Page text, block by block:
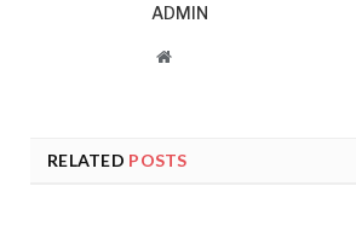
ADMIN
Website
RELATED POSTS